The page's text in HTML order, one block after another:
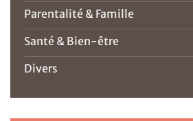
Parentalité & Famille
Santé & Bien-être
Divers